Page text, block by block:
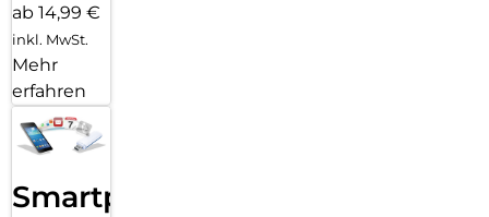
ab 14,99 €
inkl. MwSt.
Mehr
erfahren
Smartphone